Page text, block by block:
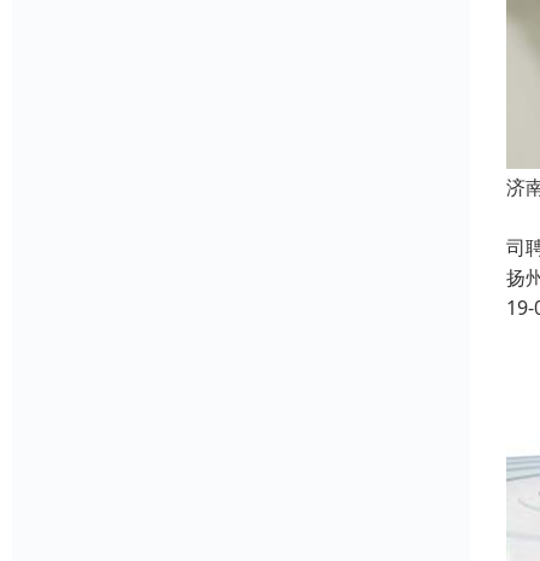
济
司
扬
19-